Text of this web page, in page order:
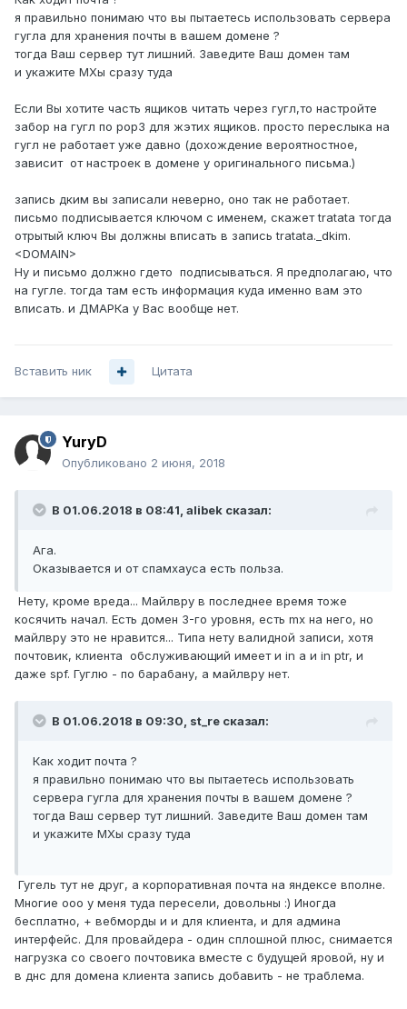
я правильно понимаю что вы пытаетесь использовать сервера
гугла для хранения почты в вашем домене ?
тогда Ваш сервер тут лишний. Заведите Ваш домен там
и укажите MXы сразу туда
Если Вы хотите часть ящиков читать через гугл,то настройте
забор на гугл по pop3 для жэтих ящиков. просто переслыка на
гугл не работает уже давно (дохождение вероятностное,
зависит от настроек в домене у оригинального письма.)
запись дким вы записали неверно, оно так не работает.
письмо подписывается ключом с именем, скажет tratata тогда
отрытый ключ Вы должны вписать в запись tratata._dkim.
<DOMAIN>
Ну и письмо должно гдето подписываться. Я предполагаю, что
на гугле. тогда там есть информация куда именно вам это
вписать. и ДМАРКа у Вас вообще нет.
Вставить ник Цитата
YuryD
Опубликовано 2 июня, 2018
В 01.06.2018 в 08:41, alibek сказал:
Ага.
Оказывается и от спамхауса есть польза.
Нету, кроме вреда... Майлвру в последнее время тоже
косячить начал. Есть домен 3-го уровня, есть mx на него, но
майлвру это не нравится... Типа нету валидной записи, хотя
почтовик, клиента обслуживающий имеет и in a и in ptr, и
даже spf. Гуглю - по барабану, а майлвру нет.
В 01.06.2018 в 09:30, st_re сказал:
Как ходит почта ?
я правильно понимаю что вы пытаетесь использовать
сервера гугла для хранения почты в вашем домене ?
тогда Ваш сервер тут лишний. Заведите Ваш домен там
и укажите MXы сразу туда
Гугель тут не друг, а корпоративная почта на яндексе вполне.
Многие ооо у меня туда пересели, довольны :) Иногда
бесплатно, + вебморды и и для клиента, и для админа
интерфейс. Для провайдера - один сплошной плюс, снимается
нагрузка со своего почтовика вместе с будущей яровой, ну и
в днс для домена клиента запись добавить - не траблема.